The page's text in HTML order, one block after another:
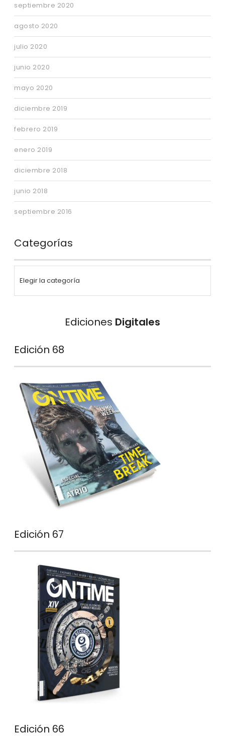
septiembre 2020
agosto 2020
julio 2020
junio 2020
mayo 2020
diciembre 2019
febrero 2019
enero 2019
diciembre 2018
junio 2018
septiembre 2016
Categorías
Ediciones Digitales
Edición 68
Edición 67
Edición 66